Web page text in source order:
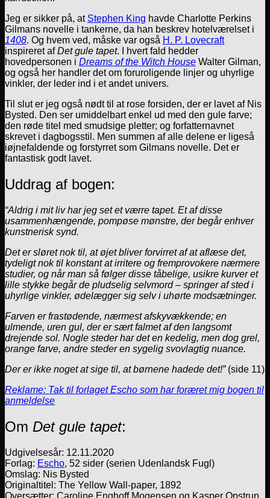
Jeg er sikker på, at Stephen King havde Charlotte Perkins
Gilmans novelle i tankerne, da han beskrev hotelværelset i
1408. Og hvem ved, måske var også H. P. Lovecraft
inspireret afDet gule tapet. I hvert fald hedder
hovedpersonen i Dreams of the Witch House Walter Gilman,
og også her handler det om foruroligende linjer og uhyrlige
vinkler, der leder ind i et andet univers.
Til slut er jeg også nødt til at rose forsiden, der er lavet af Nis
Bysted. Den ser umiddelbart enkel ud med den gule farve;
den røde titel med smudsige pletter; og forfatternavnet
skrevet i dagbogsstil. Men summen af alle delene er ligeså
iøjnefaldende og forstyrret som Gilmans novelle. Det er
fantastisk godt lavet.
Uddrag af bogen:
“Aldrig i mit liv har jeg set et værre tapet. Et af disse
usammenhængende, pompøse mønstre, der begår enhver
kunstnerisk synd.
Det er sløret nok til, at øjet bliver forvirret af at aflæse det,
tydeligt nok til konstant at irritere og fremprovokere nærmere
studier, og når man så følger disse tåbelige, usikre kurver et
lille stykke begår de pludselig selvmord – springer af sted i
uhyrlige vinkler, ødelægger sig selv i uhørte modsætninger.
Farven er frastødende, nærmest afskyvækkende; en
ulmende, uren gul, der er sært falmet af den langsomt
drejende sol. Nogle steder har det en kedelig, men dog grel,
orange farve, andre steder en sygelig svovlagtig nuance.
Der er ikke noget at sige til, at børnene hadede det!” (side 11)
Reklame: Tak til forlaget Escho som har foræret mig bogen til
anmeldelse
Om Det gule tapet:
Udgivelsesår: 12.11.2020
Forlag: Escho, 52 sider (serien Udenlandsk Fugl)
Omslag: Nis Bysted
Originaltitel: The Yellow Wall-paper, 1892
Oversætter: Caroline Enghoff Mogensen og Kasper Opstrup